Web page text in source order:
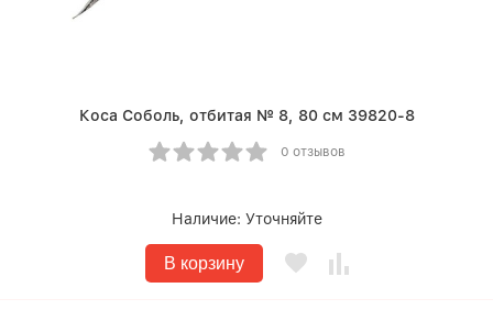
Коса Соболь, отбитая № 8, 80 см 39820-8
0 отзывов
Наличие: Уточняйте
В корзину